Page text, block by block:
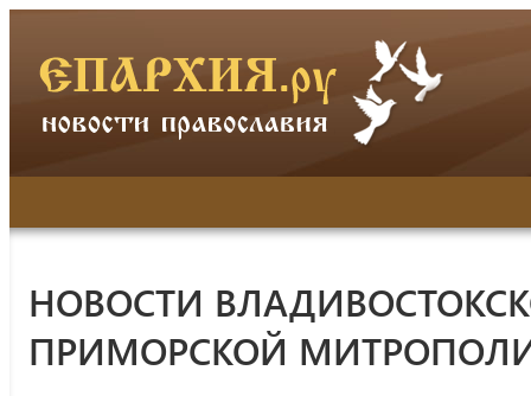
НОВОСТИ
ПРИМОРСКОЙ